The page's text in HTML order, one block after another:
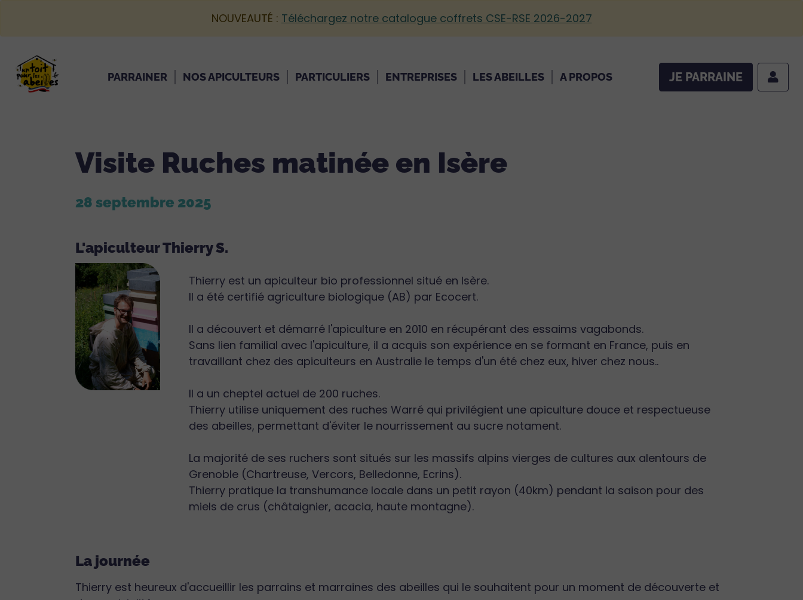
NOUVEAUTÉ : Téléchargez notre catalogue coffrets CSE-RSE 2026-2027
PARRAINER NOS APICULTEURS PARTICULIERS ENTREPRISES LES ABEILLES A PROPOS JE PARRAINE
Visite Ruches matinée en Isère
28 septembre 2025
L'apiculteur Thierry S.
Thierry est un apiculteur bio professionnel situé en Isère.
Il a été certifié agriculture biologique (AB) par Ecocert.
Il a découvert et démarré l'apiculture en 2010 en récupérant des essaims vagabonds.
Sans lien familial avec l'apiculture, il a acquis son expérience en se formant en France, puis en
travaillant chez des apiculteurs en Australie le temps d'un été chez eux, hiver chez nous..
Il a un cheptel actuel de 200 ruches.
Thierry utilise uniquement des ruches Warré qui privilégient une apiculture douce et respectueuse
des abeilles, permettant d'éviter le nourrissement au sucre notament.
La majorité de ses ruchers sont situés sur les massifs alpins vierges de cultures aux alentours de
Grenoble (Chartreuse, Vercors, Belledonne, Ecrins).
Thierry pratique la transhumance locale dans un petit rayon (40km) pendant la saison pour des
miels de crus (châtaignier, acacia, haute montagne).
La journée
Thierry est heureux d'accueillir les parrains et marraines des abeilles qui le souhaitent pour un moment de découverte et